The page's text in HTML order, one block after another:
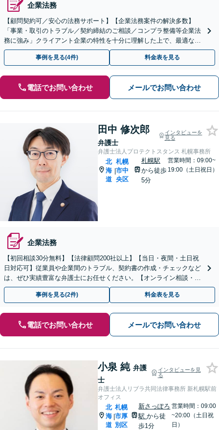
企業法務
【顧問契約可／安心の法務サポート】【企業法務案件の解決多数】
「事業・取引のトラブル／契約締結のご相談／コンプラ整備等企業法
務に強み」クライアント企業の特性を十分に理解した上で、最適な法
的戦略を立案「労務問題全般に対応」【休日・夜間相談可】
事例を見る(4件) 料金表を見る
電話でお問い合わせ メールでお問い合わせ
田中 修次郎
弁護士
インタビューを
見る
弁護士法人プロテクトスタンス 札幌事務所
北
海
道
|
札幌
市中
央区
札幌駅
から徒歩
5分
営業時間：09:00~
19:00（土日祝日）
企業法務
【初回相談30分無料】【法律顧問200社以上】【当日・夜間・土日祝
日対応可】従業員や企業間のトラブル、契約書の作成・チェックなど
は、ぜひ実績豊富な弁護士にお任せください。【オンライン相談・電
子契約に対応】
事例を見る(2件) 料金表を見る
電話でお問い合わせ メールでお問い合わせ
小泉 純 弁護
士
インタビューを見
る
弁護士法人リブラ共同法律事務所 新札幌駅前
オフィス
北
海
道
|
札幌
市厚
別区
新さっぽろ
駅から徒
歩1分
営業時間：09:00
~20:00（土日祝
日）